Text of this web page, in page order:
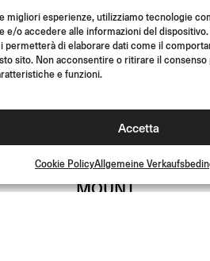
migliori esperienze, utilizziamo tecnologie
e/o accedere alle informazioni del
permetterà di elaborare dati come il
sito. Non acconsentire o ritirare il
e funzioni.
Accetta
Cookie PolicyAllgemeine
MONTAGESATZ
MOUNT